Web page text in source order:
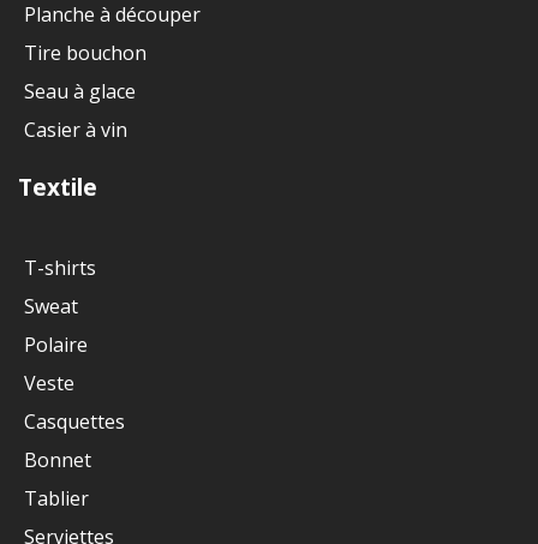
Planche à découper
Tire bouchon
Seau à glace
Casier à vin
Textile
T-shirts
Sweat
Polaire
Veste
Casquettes
Bonnet
Tablier
Serviettes